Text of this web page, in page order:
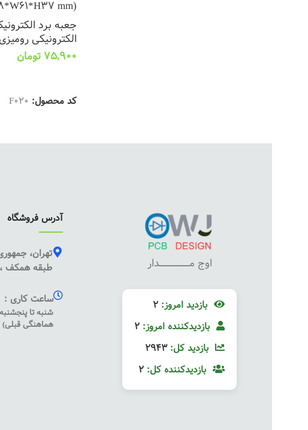
(L88*W61*H37 mm)
جعبه برد
الکترونیکی رومیزی
75,900 تومان
کد محصول: F020
اوج مـــــــــــــــــــــــــدار
بازدید امروز:
بازدیدکننده امروز:
بازدید کل: 2943
بازدیدکننده کل:
آدرس فروشگاه
تهران،
طبقه همکف ،
ساعت کاری :
هماهنگی قبلی)